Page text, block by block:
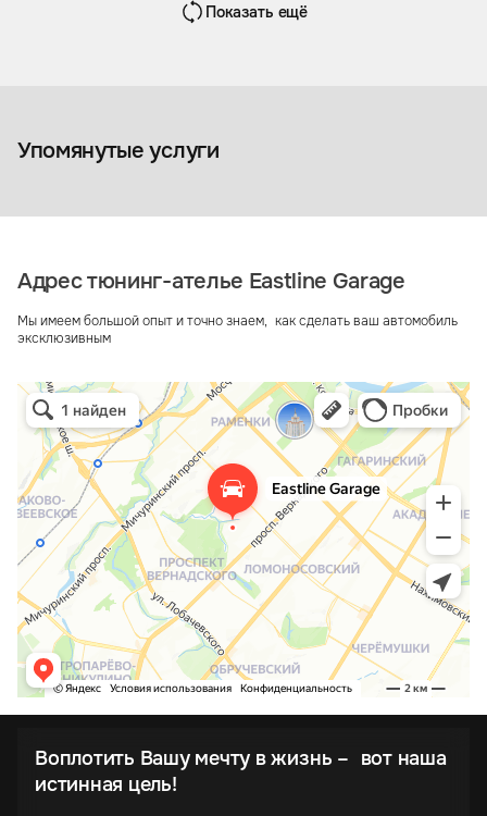
Показать ещё
Упомянутые услуги
автомобиля
Адрес тюнинг-ателье Eastline Garage
Мы имеем большой опыт и точно знаем, как сделать ваш автомобиль
эксклюзивным
Воплотить Вашу мечту в жизнь – вот наша
истинная цель!